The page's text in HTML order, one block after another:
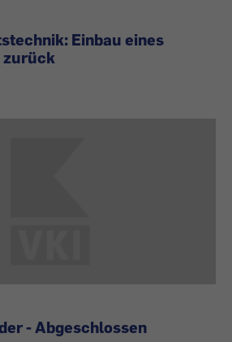
Einbau eines
zurück
- Abgeschlossen